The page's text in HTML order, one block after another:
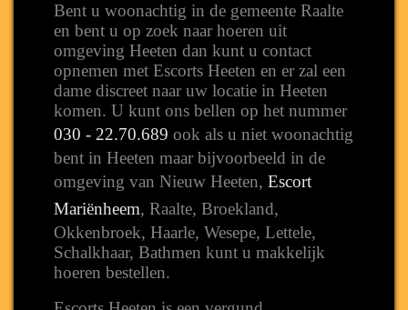
Bent u woonachtig in de gemeente Raalte
en bent u op zoek naar hoeren uit
omgeving Heeten dan kunt u contact
opnemen met Escorts Heeten en er zal een
dame discreet naar uw locatie in Heeten
komen. U kunt ons bellen op het nummer
030 - 22.70.689 ook als u niet woonachtig
bent in Heeten maar bijvoorbeeld in de
omgeving van Nieuw Heeten, Escort
Mariënheem, Raalte, Broekland,
Okkenbroek, Haarle, Wesepe, Lettele,
Schalkhaar, Bathmen kunt u makkelijk
hoeren bestellen.